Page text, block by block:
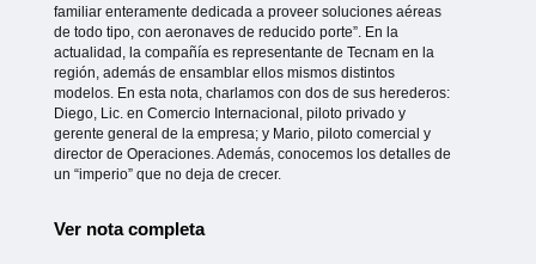
familiar enteramente dedicada a proveer soluciones aéreas
de todo tipo, con aeronaves de reducido porte”. En la
actualidad, la compañía es representante de Tecnam en la
región, además de ensamblar ellos mismos distintos
modelos. En esta nota, charlamos con dos de sus herederos:
Diego, Lic. en Comercio Internacional, piloto privado y
gerente general de la empresa; y Mario, piloto comercial y
director de Operaciones. Además, conocemos los detalles de
un “imperio” que no deja de crecer.
Ver nota completa